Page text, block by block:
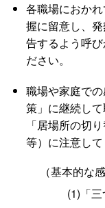
各職場におか
握に留意し、
告するよう呼
ださい。
職場や家庭で
策」に継続し
「居場所の切
等）に注意して
（基本的な
(1)「